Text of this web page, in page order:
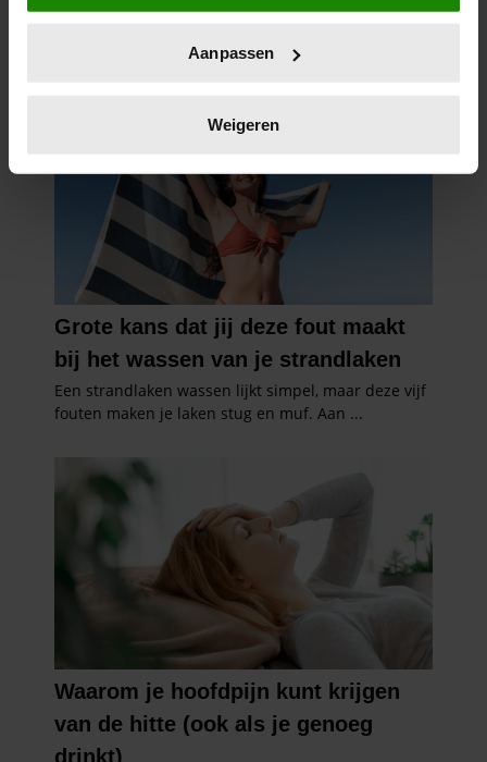
locatie, die tot een paar meter nauwkeurig kan zijn
scannen op specifieke eigenschappen (fingerprinting)
verwerkt en stel uw voorkeuren in het
intrekken in de Cookieverklaring.
We gebruiken cookies om content en advertenties te
personaliseren, om functies voor social media te bieden
en om ons websiteverkeer te analyseren. Ook delen we
informatie over uw gebruik van onze site met onze
partners voor social media, adverteren en analyse. Deze
partners kunnen deze gegevens combineren met andere
informatie die u aan ze heeft verstrekt of die ze hebben
verzameld op basis van uw gebruik van hun services. U
Aanpassen
Weigeren